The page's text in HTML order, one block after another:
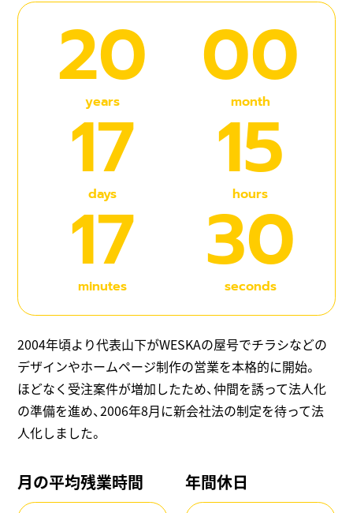
20
years 00
month
17
days 15
hours
17
minutes 31
seconds
2004年頃より代表山下がWESKAの屋号でチラシなどの
デザインやホームページ制作の営業を本格的に開始。
ほどなく受注案件が増加したため、仲間を誘って法人化
の準備を進め、2006年8月に新会社法の制定を待って法
人化しました。
月の平均残業時間 年間休日